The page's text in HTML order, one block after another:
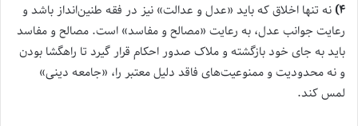
۴) نه تنها اخلاق که باید «عدل و عدالت» نیز در فقه طنین‌انداز باشد و
رعایت جوانب عدل، به رعایت «مصالح و مفاسد» است. مصالح و مفاسد
باید به جای خود بازگشته و ملاک صدور احکام قرار گیرد تا راهگشا بودن
و نه محدودیت و ممنوعیت‌های فاقد دلیل معتبر را، «جامعه دینی»
لمس کند.